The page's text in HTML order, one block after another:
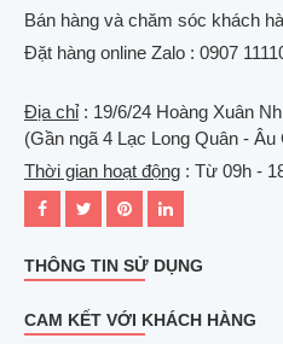
Bán hàng và chăm sóc khách
Đặt hàng online Zalo : 0907
Địa chỉ: 19/6/24 Hoàng Xuân
(Gần ngã 4 Lạc Long Quân - Âu
Thời gian hoạt động : Từ 09h -
THÔNG TIN SỬ DỤNG
CAM KẾT VỚI KHÁCH HÀNG